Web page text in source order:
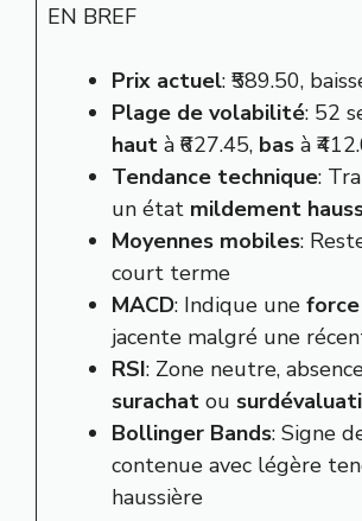
EN BREF
Prix actuel: ₹589.50,
Plage de volabilité: 52
haut à ₹627.45, bas à
Tendance technique:
un état mildement
Moyennes mobiles:
court terme
MACD: Indique une force
jacente malgré une
RSI: Zone neutre,
surachat ou
Bollinger Bands: Signe
contenue avec légère
haussière